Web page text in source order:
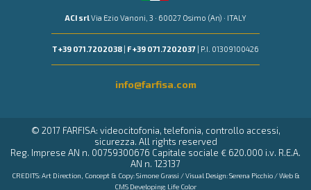
ACI srlVia Ezio Vanoni, 3 · 60027 Osimo (An) · ITALY
T +39 071.7202038| F +39 071.7202037| P.I. 01309100426
info@farfisa.com
© 2017 FARFISA: videocitofonia, telefonia, controllo accessi,
sicurezza. All rights reserved
Reg. Imprese AN n. 00759300676 Capitale sociale € 620.000 i.v. R.E.A.
AN n. 123137
CREDITS: Art Direction, Concept & Copy:Simone Grassi / Visual Design:Serena Picchio/ Web &
CMS Developing: Life Color